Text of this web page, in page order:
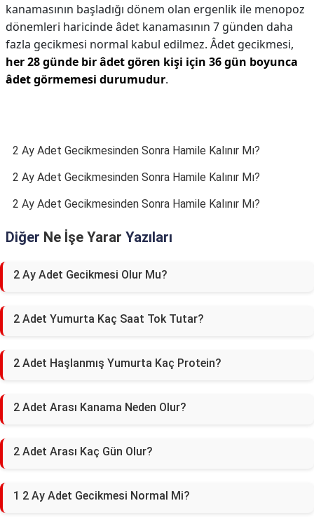
kanamasının başladığı dönem olan ergenlik ile menopoz
dönemleri haricinde âdet kanamasının 7 günden daha
fazla gecikmesi normal kabul edilmez. Âdet gecikmesi,
her 28 günde bir âdet gören kişi için 36 gün boyunca
âdet görmemesi durumudur.
2 Ay Adet Gecikmesinden Sonra Hamile Kalınır Mı?
2 Ay Adet Gecikmesinden Sonra Hamile Kalınır Mı?
2 Ay Adet Gecikmesinden Sonra Hamile Kalınır Mı?
Diğer Ne İşe Yarar Yazıları
2 Ay Adet Gecikmesi Olur Mu?
2 Adet Yumurta Kaç Saat Tok Tutar?
2 Adet Haşlanmış Yumurta Kaç Protein?
2 Adet Arası Kanama Neden Olur?
2 Adet Arası Kaç Gün Olur?
1 2 Ay Adet Gecikmesi Normal Mi?